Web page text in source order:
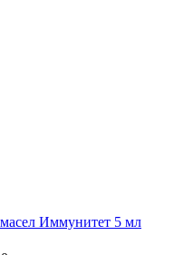
Иммунитет 5 мл